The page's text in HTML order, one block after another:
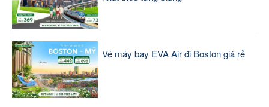
Vé máy bay EVA Air đi Boston giá rẻ